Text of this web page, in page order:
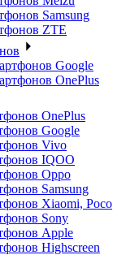
Samsung
ZTE
Google
OnePlus
OnePlus
Google
Vivo
IQOO
Oppo
Samsung
Xiaomi, Poco
Sony
Apple
Highscreen